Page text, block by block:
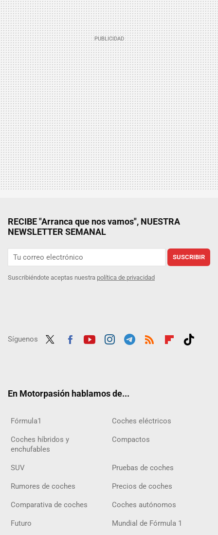
RECIBE "Arranca que nos vamos", NUESTRA
NEWSLETTER SEMANAL
SUSCRIBIR
Suscribiéndote aceptas nuestra política de privacidad
Síguenos
En Motorpasión hablamos de...
Fórmula1 Coches eléctricos
Coches híbridos y
enchufables
Compactos
SUV Pruebas de coches
Rumores de coches Precios de coches
Comparativa de coches Coches autónomos
Futuro Mundial de Fórmula 1